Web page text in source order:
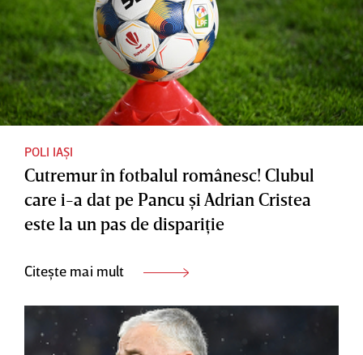
POLI IAȘI
Cutremur în fotbalul românesc! Clubul
care i-a dat pe Pancu şi Adrian Cristea
este la un pas de dispariţie
Citește mai mult